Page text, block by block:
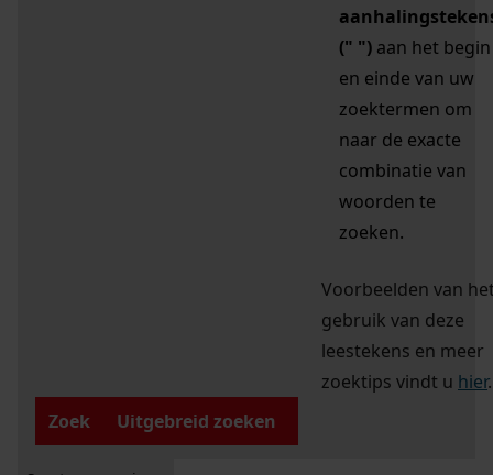
(" ") aan het begin
en einde van uw
zoektermen om
naar de exacte
combinatie van
woorden te
zoeken.
Voorbeelden van
gebruik van deze
leestekens en meer
zoektips vindt u hier.
Zoek
Uitgebreid zoeken